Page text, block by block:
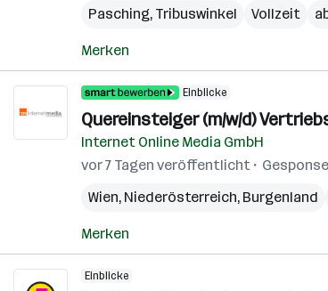
Pasching, Tribuswinkel Vollzeit
Merken
Einblicke
Quereinsteiger (m/w/d)
Internet Online Media GmbH
vor 7 Tagen veröffentlicht
Wien, Niederösterreich, Burgenland
Merken
Einblicke